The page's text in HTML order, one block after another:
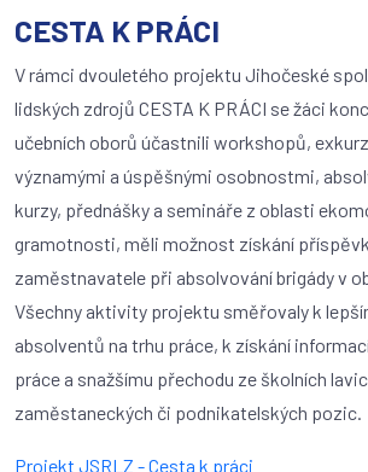
CESTA K PRÁCI
V rámci dvouletého projektu Jihočeské
lidských zdrojů CESTA K PRÁCI se žáci
učebních oborů účastnili workshopů,
významými a úspěšnými osobnostmi,
kurzy, přednášky a semináře z oblasti
gramotnosti, měli možnost získání
zaměstnavatele při absolvování brigády v
Všechny aktivity projektu směřovaly k
absolventů na trhu práce, k získání
práce a snažšímu přechodu ze školních
zaměstaneckých či podnikatelských pozic.
Projekt JSRLZ - Cesta k práci